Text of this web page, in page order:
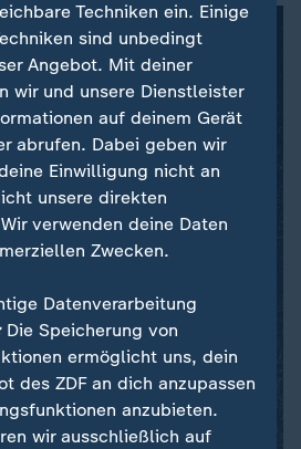
Techniken ein. Einige
sind unbedingt
Angebot. Mit deiner
wir und unsere Dienstleister
auf deinem Gerät
abrufen. Dabei geben wir
Einwilligung nicht an
unsere direkten
verwenden deine Daten
Zwecken.
Datenverarbeitung
Die Speicherung von
ermöglicht uns, dein
des ZDF an dich anzupassen
anzubieten.
wir ausschließlich auf